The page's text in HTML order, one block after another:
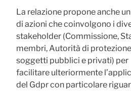
La relazione propone anche
di azioni che coinvolgono i
stakeholder (Commissione,
membri, Autorità di
soggetti pubblici e privati) per
facilitare ulteriormente
del Gdpr con particolare